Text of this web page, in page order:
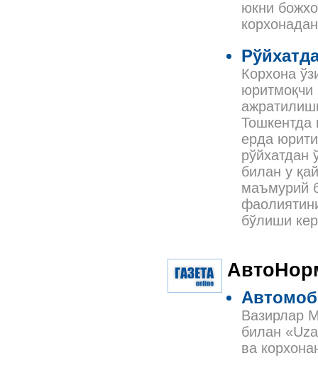
юкни
Корхона
юритмоқчи
ерда
рўйхатдан
билан у
маъмурий
бўлиши
Вазирлар
билан
ва